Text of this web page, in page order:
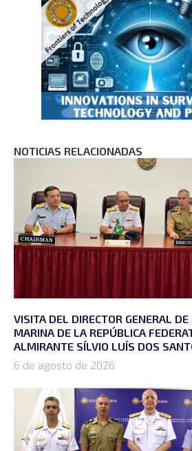
NOTICIAS RELACIONADAS
VISITA DEL DIRECTOR GENERAL
MARINA DE LA REPÚBLICA
ALMIRANTE SÍLVIO LUÍS DOS
6 de agosto de 2026